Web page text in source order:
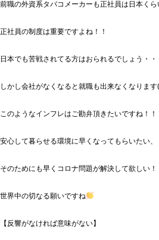
前職の外資系タバコメーカーも正社員は日本く
正社員の制度は重要ですよね！！
日本でも苦戦されてる方はおられるでしょう・・
しかし会社がなくなると就職も出来なくなります
このようなインフレはご勘弁頂きたいですね！！
安心して暮らせる環境に早くなってもらいたい、
そのためにも早くコロナ問題が解決して欲しい！
世界中の切なる願いですね
【反響がなければ意味がない】